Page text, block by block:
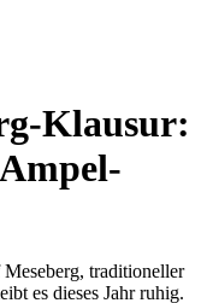
Klausur:
traditioneller
es dieses Jahr ruhig.